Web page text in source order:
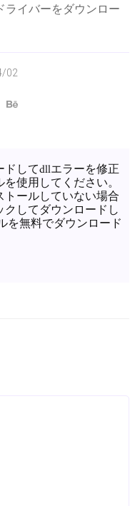
ライバーをダウンロー
02
してdllエラーを修正
使用してください。
ールしていない場合
してダウンロードし
を無料でダウンロード